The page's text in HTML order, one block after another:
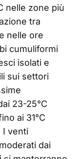
nelle zone più
tra
nelle ore
cumuliformi
isolati e
sui settori
23-25°C
ai 31°C
I venti
dai